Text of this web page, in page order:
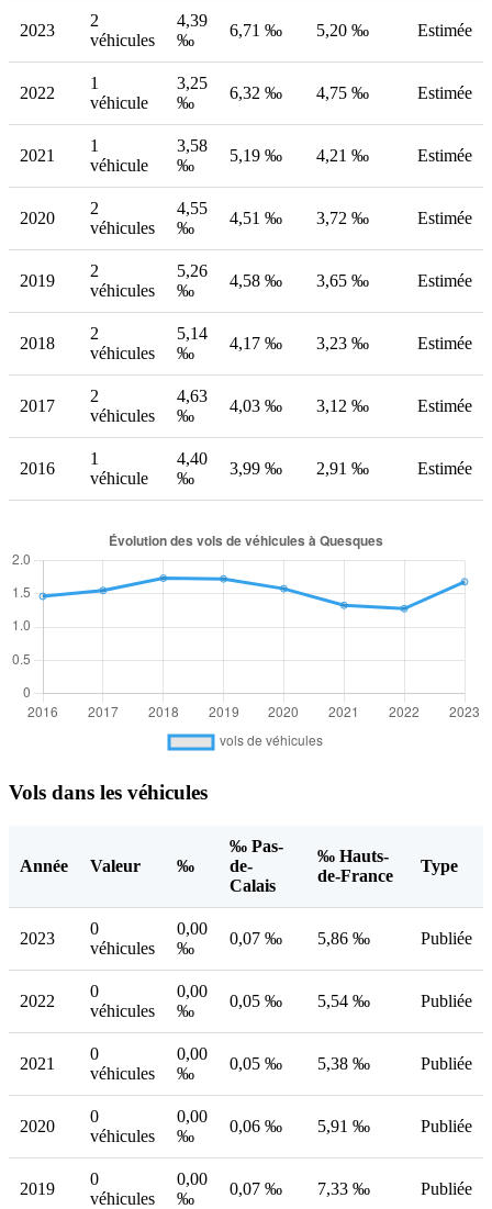
2023
2
véhicules
4,39
‰
6,71 ‰ 5,20 ‰ Estimée
2022
1
véhicule
3,25
‰
6,32 ‰ 4,75 ‰ Estimée
2021
1
véhicule
3,58
‰
5,19 ‰ 4,21 ‰ Estimée
2020
2
véhicules
4,55
‰
4,51 ‰ 3,72 ‰ Estimée
2019
2
véhicules
5,26
‰
4,58 ‰ 3,65 ‰ Estimée
2018
2
véhicules
5,14
‰
4,17 ‰ 3,23 ‰ Estimée
2017
2
véhicules
4,63
‰
4,03 ‰ 3,12 ‰ Estimée
2016
1
véhicule
4,40
‰
3,99 ‰ 2,91 ‰ Estimée
Vols dans les véhicules
Année Valeur ‰
‰ Pas-
de-
Calais
‰ Hauts-
de-France
Type
2023
0
véhicules
0,00
‰
0,07 ‰ 5,86 ‰ Publiée
2022
0
véhicules
0,00
‰
0,05 ‰ 5,54 ‰ Publiée
2021
0
véhicules
0,00
‰
0,05 ‰ 5,38 ‰ Publiée
2020
0
véhicules
0,00
‰
0,06 ‰ 5,91 ‰ Publiée
2019
0
véhicules
0,00
‰
0,07 ‰ 7,33 ‰ Publiée